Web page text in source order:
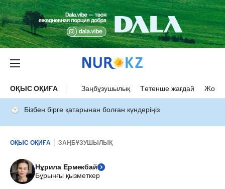
ОҚЫС ОҚИҒА Заңбұзушылық Төтенше жағдай Жол
Бізбен бірге қатарынан болған күндеріңіз
ОҚЫС ОҚИҒА ЗАҢБҰЗУШЫЛЫҚ
Нұрила Ермекбай
Бұрынғы қызметкер